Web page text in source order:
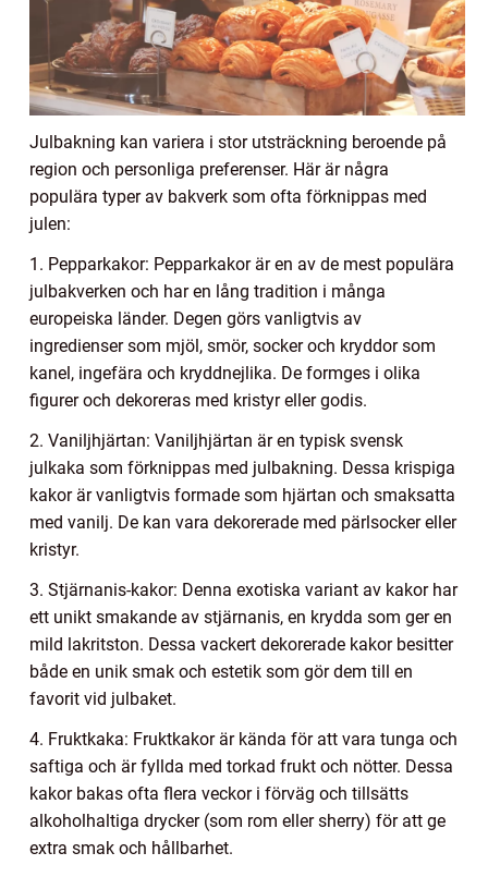
Julbakning kan variera i stor utsträckning beroende på
region och personliga preferenser. Här är några
populära typer av bakverk som ofta förknippas med
julen:
1. Pepparkakor: Pepparkakor är en av de mest populära
julbakverken och har en lång tradition i många
europeiska länder. Degen görs vanligtvis av
ingredienser som mjöl, smör, socker och kryddor som
kanel, ingefära och kryddnejlika. De formges i olika
figurer och dekoreras med kristyr eller godis.
2. Vaniljhjärtan: Vaniljhjärtan är en typisk svensk
julkaka som förknippas med julbakning. Dessa krispiga
kakor är vanligtvis formade som hjärtan och smaksatta
med vanilj. De kan vara dekorerade med pärlsocker eller
kristyr.
3. Stjärnanis-kakor: Denna exotiska variant av kakor har
ett unikt smakande av stjärnanis, en krydda som ger en
mild lakritston. Dessa vackert dekorerade kakor besitter
både en unik smak och estetik som gör dem till en
favorit vid julbaket.
4. Fruktkaka: Fruktkakor är kända för att vara tunga och
saftiga och är fyllda med torkad frukt och nötter. Dessa
kakor bakas ofta flera veckor i förväg och tillsätts
alkoholhaltiga drycker (som rom eller sherry) för att ge
extra smak och hållbarhet.